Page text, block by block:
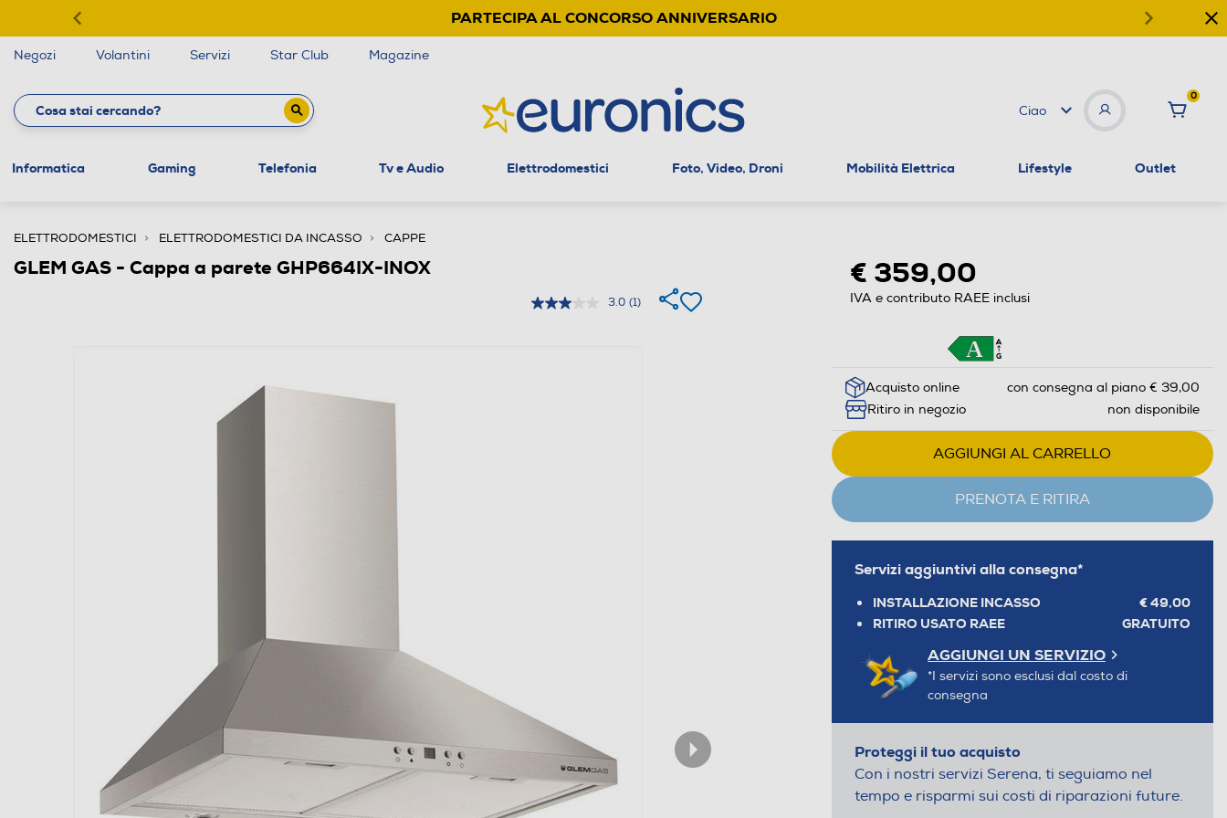
PARTECIPA AL CONCORSO ANNIVERSARIO
Negozi Volantini Servizi Star Club Magazine
Ciao
0
Informatica Gaming Telefonia Tv e Audio Elettrodomestici Foto, Video, Droni Mobilità Elettrica Lifestyle Outlet
ELETTRODOMESTICI ELETTRODOMESTICI DA INCASSO CAPPE
GLEM GAS - Cappa a parete GHP664IX-INOX
3.0 (1)
€ 359,00
IVA e contributo RAEE inclusi
Acquisto online
con consegna al piano € 39,00
Ritiro in negozio
non disponibile
AGGIUNGI AL CARRELLO
PRENOTA E RITIRA
Servizi aggiuntivi alla consegna*
INSTALLAZIONE INCASSO
€ 49,00
RITIRO USATO RAEE
GRATUITO
AGGIUNGI UN SERVIZIO
*I servizi sono esclusi dal costo di
consegna
Proteggi il tuo acquisto
Con i nostri servizi Serena, ti seguiamo nel
tempo e risparmi sui costi di riparazioni future.